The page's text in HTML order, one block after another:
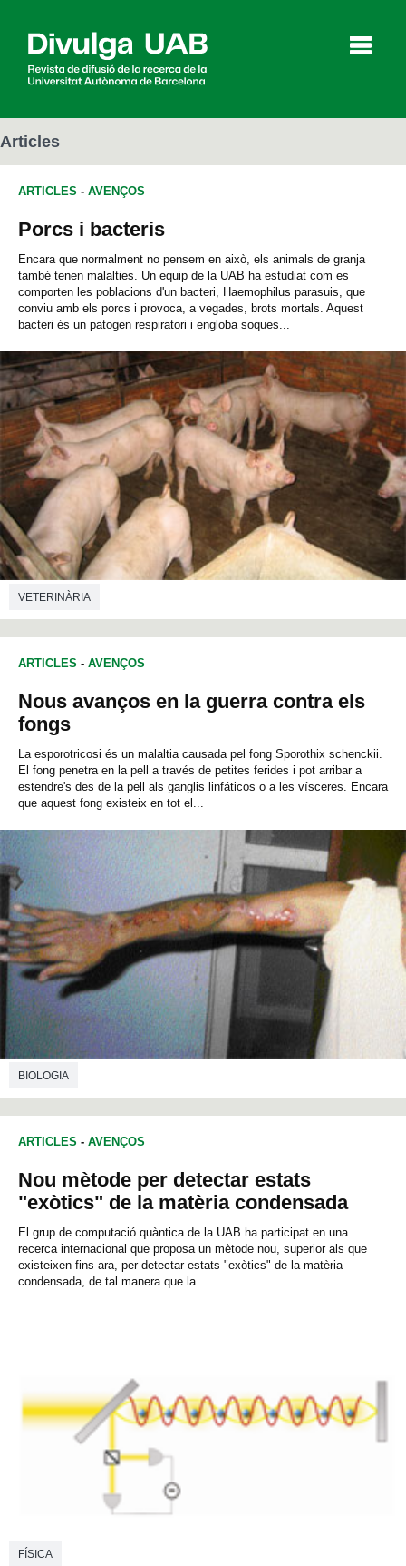
Articles Entrevistes
Agenda
CERCAR
Articles
ARTICLES - AVENÇOS
Porcs i bacteris
Encara que normalment no pensem en això, els animals de granja
també tenen malalties. Un equip de la UAB ha estudiat com es
comporten les poblacions d'un bacteri, Haemophilus parasuis, que
conviu amb els porcs i provoca, a vegades, brots mortals. Aquest
bacteri és un patogen respiratori i engloba soques...
VETERINÀRIA
ARTICLES - AVENÇOS
Nous avanços en la guerra contra els
fongs
La esporotricosi és un malaltia causada pel fong Sporothix schenckii.
El fong penetra en la pell a través de petites ferides i pot arribar a
estendre's des de la pell als ganglis linfáticos o a les vísceres. Encara
que aquest fong existeix en tot el...
BIOLOGIA
ARTICLES - AVENÇOS
Nou mètode per detectar estats
"exòtics" de la matèria condensada
El grup de computació quàntica de la UAB ha participat en una
recerca internacional que proposa un mètode nou, superior als que
existeixen fins ara, per detectar estats "exòtics" de la matèria
condensada, de tal manera que la...
FÍSICA